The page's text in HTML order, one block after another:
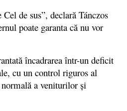
de sus”, declară Tánczos
poate garanta că nu vor
încadrarea într-un deficit
cu un control riguros al
a veniturilor și